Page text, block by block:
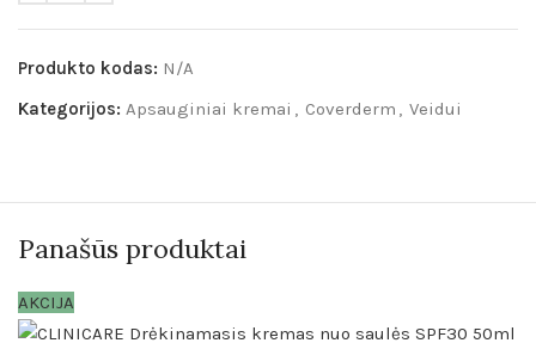
Produkto kodas: N/A
Kategorijos: Apsauginiai kremai , Coverderm , Veidui
Panašūs produktai
AKCIJA